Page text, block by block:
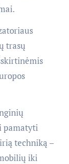
trasų
pamatyti
techniką –
iki